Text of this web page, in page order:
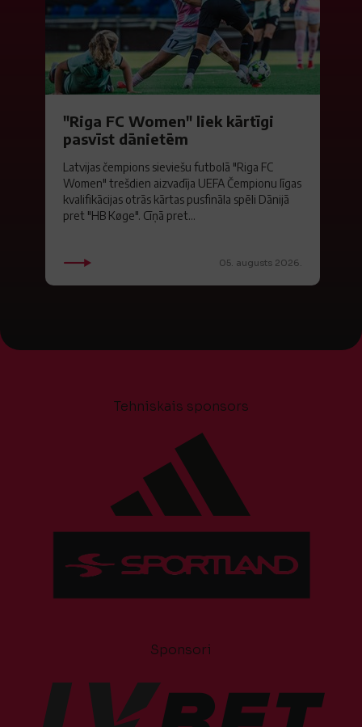
"Riga FC Women" liek kārtīgi
pasvīst dānietēm
Latvijas čempions sieviešu futbolā "Riga FC
Women" trešdien aizvadīja UEFA Čempionu līgas
kvalifikācijas otrās kārtas pusfināla spēli Dānijā
pret "HB Køge". Cīņā pret...
05. augusts 2026.
Tehniskais sponsors
Sponsori